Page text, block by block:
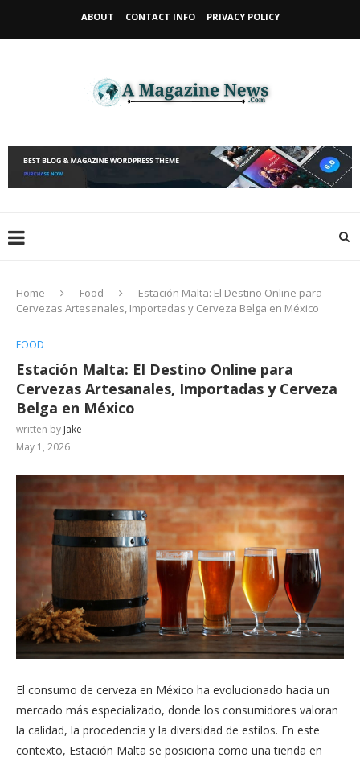
ABOUT CONTACT INFO PRIVACY POLICY
Home Food
Estación Malta: El Destino Online para
Cervezas Artesanales, Importadas y Cerveza Belga en México
FOOD
Estación Malta: El Destino Online para
Cervezas Artesanales, Importadas y Cerveza
Belga en México
written by Jake
May 1, 2026
El consumo de cerveza en México ha evolucionado hacia un
mercado más especializado, donde los consumidores valoran
la calidad, la procedencia y la diversidad de estilos. En este
contexto, Estación Malta se posiciona como una tienda en